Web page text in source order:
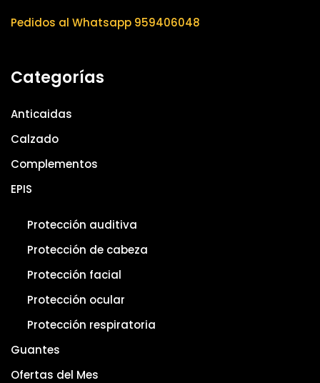
Pedidos al Whatsapp 959406048
Categorías
Anticaidas
Calzado
Complementos
EPIS
Protección auditiva
Protección de cabeza
Protección facial
Protección ocular
Protección respiratoria
Guantes
Ofertas del Mes